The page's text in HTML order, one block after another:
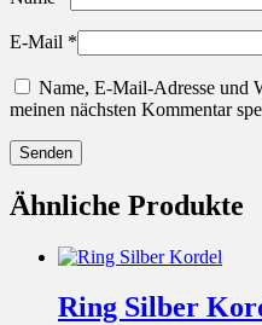
E-Mail *
Name, E-Mail-Adresse und
meinen nächsten Kommentar
Ähnliche Produkte
Ring Silber